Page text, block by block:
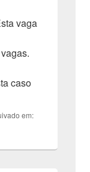
vaga
caso
em: